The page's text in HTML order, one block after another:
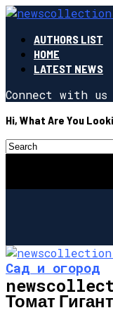
AUTHORS LIST
HOME
LATEST NEWS
Connect with us
Hi, What Are You
Сад и огород
Томат